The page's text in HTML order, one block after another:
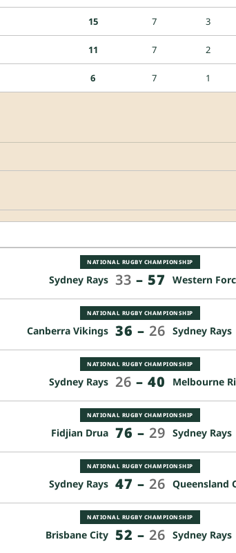
15 7 3
11 7 2
6 7 1
NATIONAL RUGBY CHAMPIONSHIP
Sydney Rays 33 – 57 Western
NATIONAL RUGBY CHAMPIONSHIP
Canberra Vikings 36 – 26 Sydney Rays
NATIONAL RUGBY CHAMPIONSHIP
Sydney Rays 26 – 40 Melbourne
NATIONAL RUGBY CHAMPIONSHIP
Fidjian Drua 76 – 29 Sydney Rays
NATIONAL RUGBY CHAMPIONSHIP
Sydney Rays 47 – 26 Queensland
NATIONAL RUGBY CHAMPIONSHIP
Brisbane City 52 – 26 Sydney Rays